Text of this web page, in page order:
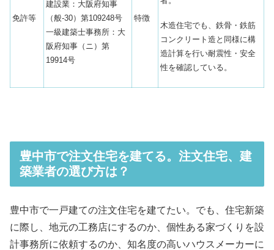
免許等
建設業：大阪府知事
（般-30）第109248号
一級建築士事務所：大
阪府知事（ニ）第
19914号
特徴
木造住宅でも、鉄骨・鉄筋
コンクリート造と同様に構
造計算を行い耐震性・安全
性を確認している。
豊中市で注文住宅を建てる。注文住宅、建
築業者の選び方は？
豊中市で一戸建ての注文住宅を建てたい。でも、住宅新築
に際し、地元の工務店にするのか、個性ある家づくりを設
計事務所に依頼するのか、知名度の高いハウスメーカーに